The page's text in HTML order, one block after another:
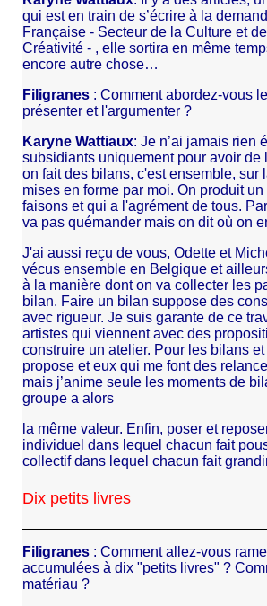
qui est en train de s’écrire à la
Française - Secteur de la Culture et
Créativité - , elle sortira en même
encore autre chose…
Filigranes : Comment abordez-vous
présenter et l'argumenter ?
Karyne Wattiaux: Je n’ai jamais rien
subsidiants uniquement pour avoir
on fait des bilans, c'est ensemble,
mises en forme par moi. On produit
faisons et qui a l'agrément de tous.
va pas quémander mais on dit où on
J'ai aussi reçu de vous, Odette et
vécus ensemble en Belgique et
à la manière dont on va collecter les
bilan. Faire un bilan suppose des
avec rigueur. Je suis garante de ce
artistes qui viennent avec des
construire un atelier. Pour les bilans
propose et eux qui me font des
mais j’anime seule les moments de
groupe a alors
la même valeur. Enfin, poser et
individuel dans lequel chacun fait
collectif dans lequel chacun fait
Dix petits livres
Filigranes : Comment allez-vous
accumulées à dix "petits livres" ?
matériau ?